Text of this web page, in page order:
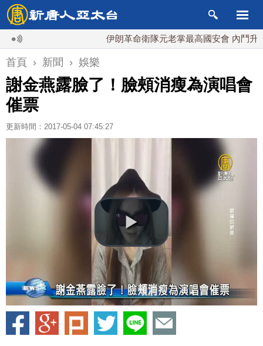
伊朗革命衛隊元老掌最高國安會 內鬥升級影響
首頁 › 新聞 › 娛樂
謝金燕露臉了！臉頰消瘦為演唱會
催票
更新時間：2017-05-04 07:45:27